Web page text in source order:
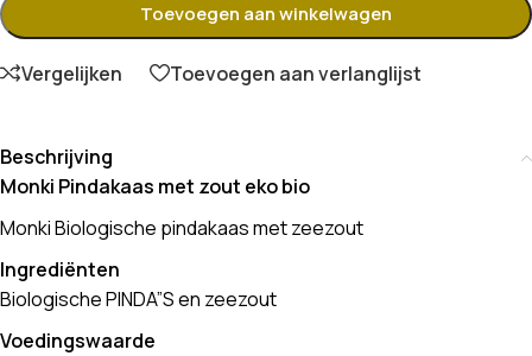
Toevoegen aan winkelwagen
Vergelijken Toevoegen aan verlanglijst
Beschrijving
Monki Pindakaas met zout eko bio
Monki Biologische pindakaas met zeezout
Ingrediënten
Biologische PINDA”S en zeezout
Voedingswaarde